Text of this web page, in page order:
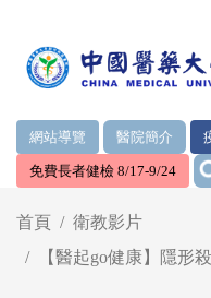
網站導覽 醫院簡介
免費長者健檢 8/17-9/24 :::
首頁
衛教影片
【醫起go健康】隱形